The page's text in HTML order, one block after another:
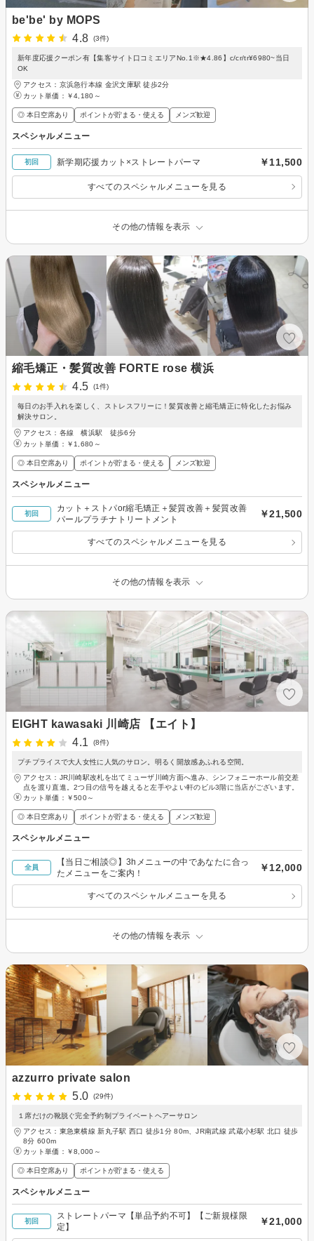
be'be' by MOPS
4.8
(3件)
新年度応援クーポン有【集客サイト口コミエリアNo.1※★4.86】c/cr/tr¥6980~当日
OK
アクセス：京浜急行本線 金沢文庫駅 徒歩2分
カット単価： ￥4,180～
◎ 本日空席あり ポイントが貯まる・使える メンズ歓迎
スペシャルメニュー
初回 新学期応援カット×ストレートパーマ ￥11,500
すべてのスペシャルメニューを見る
その他の情報を表示
縮毛矯正・髪質改善 FORTE rose 横浜
4.5
(1件)
毎日のお手入れを楽しく、ストレスフリーに！髪質改善と縮毛矯正に特化したお悩み
解決サロン。
アクセス：各線 横浜駅 徒歩6分
カット単価： ￥1,680～
◎ 本日空席あり ポイントが貯まる・使える メンズ歓迎
スペシャルメニュー
初回
カット＋ストパor縮毛矯正＋髪質改善＋髪質改善
パールプラチナトリートメント
￥21,500
すべてのスペシャルメニューを見る
その他の情報を表示
EIGHT kawasaki 川崎店 【エイト】
4.1
(8件)
プチプライスで大人女性に人気のサロン。明るく開放感あふれる空間。
アクセス：JR川崎駅改札を出てミューザ川崎方面へ進み、シンフォニーホール前交差
点を渡り直進。2つ目の信号を越えると左手やよい軒のビル3階に当店がございます。
カット単価： ￥500～
◎ 本日空席あり ポイントが貯まる・使える メンズ歓迎
スペシャルメニュー
全員
【当日ご相談◎】3hメニューの中であなたに合っ
たメニューをご案内！
￥12,000
すべてのスペシャルメニューを見る
その他の情報を表示
azzurro private salon
5.0
(29件)
１席だけの靴脱ぐ完全予約制プライベートヘアーサロン
アクセス：東急東横線 新丸子駅 西口 徒歩1分 80m、JR南武線 武蔵小杉駅 北口 徒歩
8分 600m
カット単価： ￥8,000～
◎ 本日空席あり ポイントが貯まる・使える
スペシャルメニュー
初回
ストレートパーマ【単品予約不可】【ご新規様限
定】
￥21,000